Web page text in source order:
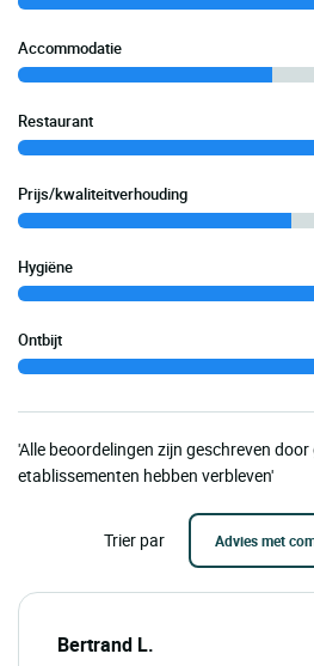
Accommodatie
Restaurant
Prijs/kwaliteitverhouding
Hygiëne
Ontbijt
'Alle beoordelingen zijn geschreven
etablissementen hebben verbleven'
Trier par
Bertrand L.